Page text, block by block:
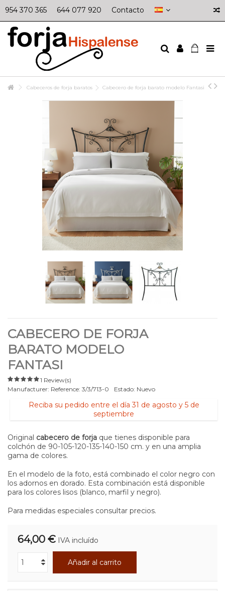
954 370 365 644 077 920 Contacto
Cabeceros de forja baratos Cabecero de forja barato modelo Fantasi
CABECERO DE FORJA
BARATO MODELO
FANTASI
1 Review(s)
Manufacturer: Reference: 3/3/713-0 Estado: Nuevo
Reciba su pedido entre el día 31 de agosto y 5 de
septiembre
Original cabecero de forja que tienes disponible para
colchón de 90-105-120-135-140-150 cm. y en una amplia
gama de colores.
En el modelo de la foto, está combinado el color negro con
los adornos en dorado. Esta combinación está disponible
para los colores lisos (blanco, marfil y negro).
Para medidas especiales consultar precios.
64,00 € IVA incluído
Añadir al carrito